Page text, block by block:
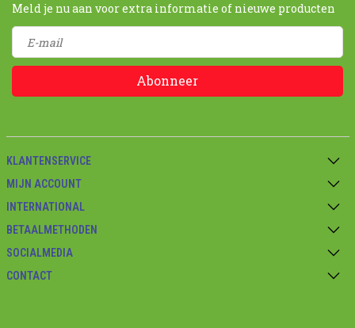
Meld je nu aan voor extra informatie of nieuwe producten
Abonneer
KLANTENSERVICE
MIJN ACCOUNT
INTERNATIONAL
BETAALMETHODEN
SOCIALMEDIA
CONTACT